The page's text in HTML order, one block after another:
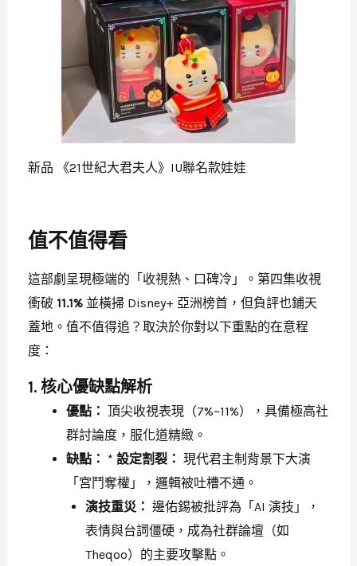
新品 《21世紀大君夫人》IU聯名款娃娃
值不值得看
這部劇呈現極端的「收視熱、口碑冷」。第四集收視
衝破 11.1%並橫掃 Disney+ 亞洲榜首，但負評也鋪天
蓋地。值不值得追？取決於你對以下重點的在意程
度：
1. 核心優缺點解析
優點： 頂尖收視表現（7%~11%），具備極高社
群討論度，服化道精緻。
缺點： * 設定割裂： 現代君主制背景下大演
「宮鬥奪權」，邏輯被吐槽不通。
演技重災： 邊佑錫被批評為「AI 演技」，
表情與台詞僵硬，成為社群論壇（如
Theqoo）的主要攻擊點。